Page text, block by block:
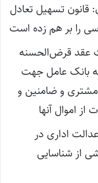
قانون تسهیل تعادل
را بر هم زده است
یکنواخت عقد قرض‌الحسنه
بانک عامل جهت
و ضامنین و
از اموال آنها
اداری در
از شناسایی